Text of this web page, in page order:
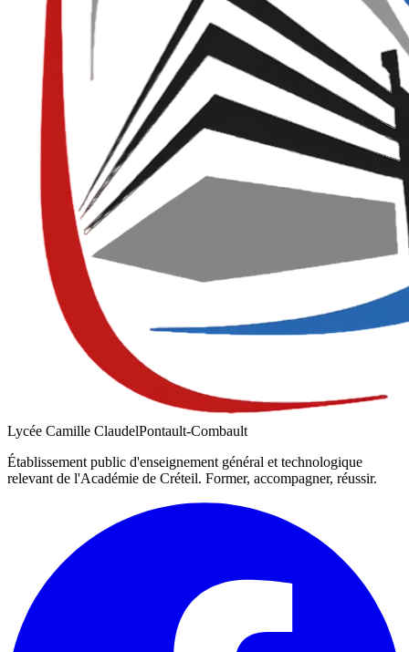
Lycée Camille ClaudelPontault-Combault
Établissement public d'enseignement général et technologique
relevant de l'Académie de Créteil. Former, accompagner, réussir.